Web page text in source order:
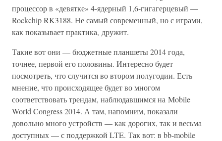
процессор в «девятке» 4-ядерный 1,6-гигагерцевый —
Rockchip RK3188. Не самый современный, но с играми,
как показывает практика, дружит.
Такие вот они — бюджетные планшеты 2014 года,
точнее, первой его половины. Интересно будет
посмотреть, что случится во втором полугодии. Есть
мнение, что происходящее будет во многом
соответствовать трендам, наблюдавшимся на Mobile
World Congress 2014. А там, напомним, показали
довольно много устройств — как дорогих, так и весьма
доступных — с поддержкой LTE. Так вот: в bb-mobile